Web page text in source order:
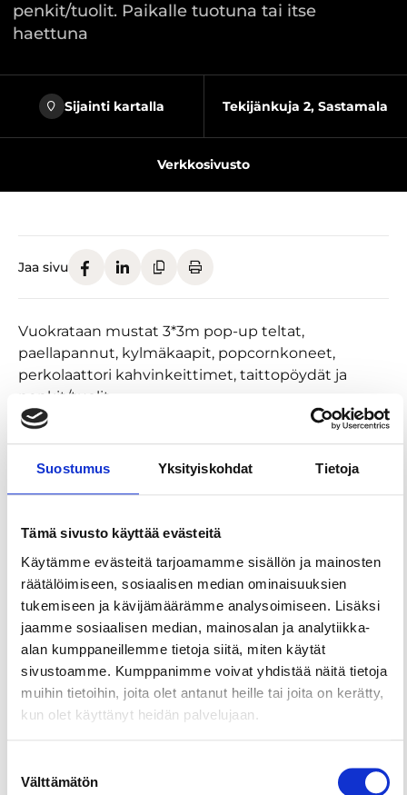
Suostumus Yksityiskohdat Tietoja
Tämä sivusto käyttää evästeitä
Käytämme evästeitä tarjoamamme sisällön ja mainosten
räätälöimiseen, sosiaalisen median ominaisuuksien
tukemiseen ja kävijämäärämme analysoimiseen. Lisäksi
jaamme sosiaalisen median, mainosalan ja analytiikka-
alan kumppaneillemme tietoja siitä, miten käytät
sivustoamme. Kumppanimme voivat yhdistää näitä tietoja
muihin tietoihin, joita olet antanut heille tai joita on kerätty,
kun olet käyttänyt heidän palvelujaan.
valinta
Välttämätön
penkit/tuolit. Paikalle tuotuna tai itse
haettuna
Sijainti kartalla Tekijänkuja 2, Sastamala
Verkkosivusto
Jaa sivu
Vuokrataan mustat 3*3m pop-up teltat,
paellapannut, kylmäkaapit, popcornkoneet,
perkolaattori kahvinkeittimet, taittopöydät ja
penkit/tuolit.
Paikalle tuotuna tai itse haettuna